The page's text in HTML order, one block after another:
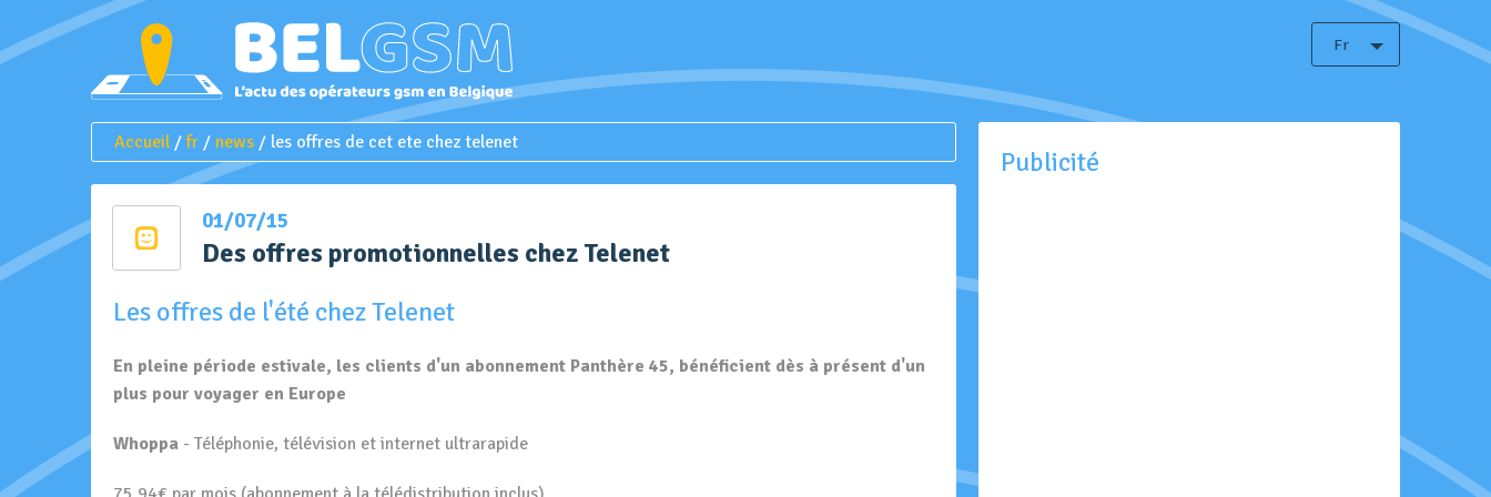
Fr
Accueil /fr / news / les offres de cet ete chez telenet
01/07/15
Des offres promotionnelles chez Telenet
Les offres de l'été chez Telenet
En pleine période estivale, les clients d'un abonnement Panthère 45, bénéficient dès à présent d'un
plus pour voyager en Europe
Whoppa - Téléphonie, télévision et internet ultrarapide
Publicité